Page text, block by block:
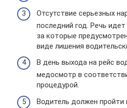
Отсутствие серьезных
последний год. Речь
за которые
виде лишения
В день выхода на рейс
медосмотр в
процедурой.
Водитель должен пройти